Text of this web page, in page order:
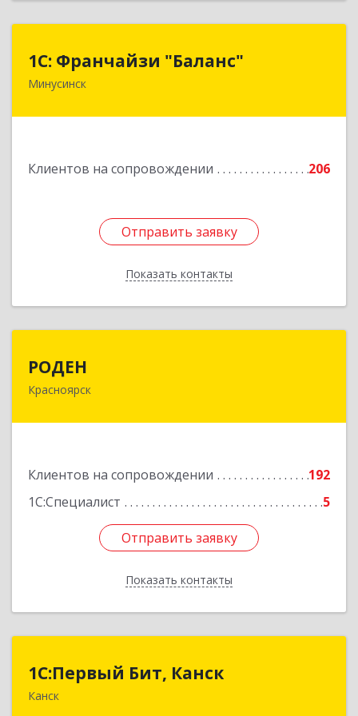
1С: Франчайзи "Баланс"
Минусинск
Клиентов на сопровождении 206
Отправить заявку
Показать контакты
1С: Франчайзи "Баланс"
662610, Красноярский край, Минусинск г,
Отправить заявку
Назад
РОДЕН
Красноярск
Клиентов на сопровождении
192
1С:Специалист
5
Отправить заявку
Показать контакты
660064, Красноярский край, Красноярск г, им
Отправить заявку
Назад
1С:Первый Бит, Канск
Канск